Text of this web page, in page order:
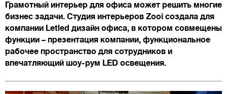
Грамотный интерьер для офиса может решить многие
бизнес задачи. Студия интерьеров Zooi создала для
компании Letled дизайн офиса, в котором совмещены
функции – презентация компании, функциональное
рабочее пространство для сотрудников и
впечатляющий шоу-рум LED освещения.